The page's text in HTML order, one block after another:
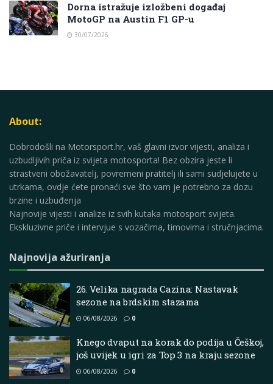
Dorna istražuje izložbeni događaj
MotoGP na Austin F1 GP-u
30/07/2026
About:
Dobrodošli na Motorsport.hr, vaš glavni izvor vijesti, analiza i
uzbudljivih priča iz svijeta motosporta! Bez obzira jeste li
strastveni obožavatelj, povremeni pratitelj ili sami sudjelujete u
utrkama, ovdje ćete pronaći sve što vam je potrebno za dozu
brzine i uzbuđenja
Najnovije vijesti i analize iz svih kutaka motosport svijeta.
Ekskluzivne priče i intervjue s vozačima, timovima i stručnjacima.
Najnovija ažuriranja
26. Velika nagrada Cazina: Nastavak
sezone na brdskim stazama
06/08/2026 0
Knego dvaput na korak do podija u Češkoj,
još uvijek u igri za Top 3 na kraju sezone
06/08/2026 0